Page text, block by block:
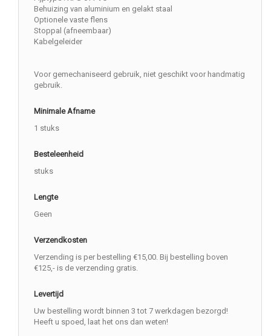
Behuizing van aluminium en gelakt staal
Optionele vaste flens
Stoppal (afneembaar)
Kabelgeleider
Voor gemechaniseerd gebruik, niet geschikt voor handmatig
gebruik.
Minimale Afname
1 stuks
Besteleenheid
stuks
Lengte
Geen
Verzendkosten
Verzending is per bestelling €15,00. Bij bestelling boven
€125,- is de verzending gratis.
Levertijd
Uw bestelling wordt binnen 3 tot 7 werkdagen bezorgd!
Heeft u spoed, laat het ons dan weten!